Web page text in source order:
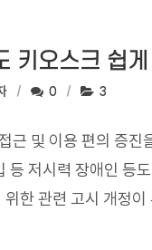
키오스크 쉽
: 댓글수:
0 조회수:
3
근 및 이용 편의 증
등 저시력 장애인 등
한 관련 고시 개정